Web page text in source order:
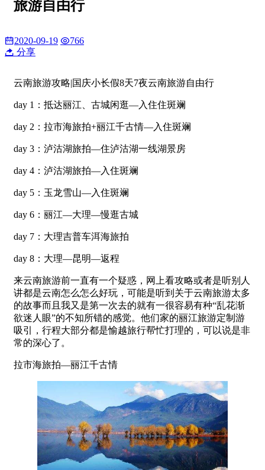
旅游自由行
2020-09-19
766
分享
云南旅游攻略|国庆小长假8天7夜云南旅游自由行
day 1：抵达丽江、古城闲逛—入住住斑斓
day 2：拉市海旅拍+丽江千古情—入住斑斓
day 3：泸沽湖旅拍—住泸沽湖一线湖景房
day 4：泸沽湖旅拍—入住斑斓
day 5：玉龙雪山—入住斑斓
day 6：丽江—大理—慢逛古城
day 7：大理吉普车洱海旅拍
day 8：大理—昆明—返程
来云南旅游前一直有一个疑惑，网上看攻略或者是听别人
讲都是云南怎么怎么好玩，可能是听到关于云南旅游太多
的故事而且我又是第一次去的就有一很容易有种“乱花渐
欲迷人眼”的不知所错的感觉。他们家的丽江旅游定制游
吸引，行程大部分都是愉越旅行帮忙打理的，可以说是非
常的深心了。
拉市海旅拍—丽江千古情